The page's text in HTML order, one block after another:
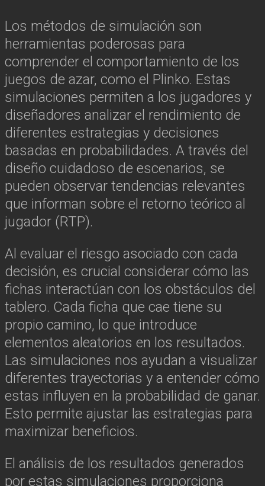
Los métodos de simulación son
herramientas poderosas para
comprender el comportamiento de los
juegos de azar, como el Plinko. Estas
simulaciones permiten a los jugadores y
diseñadores analizar el rendimiento de
diferentes estrategias y decisiones
basadas en probabilidades. A través del
diseño cuidadoso de escenarios, se
pueden observar tendencias relevantes
que informan sobre el retorno teórico al
jugador (RTP).
Al evaluar el riesgo asociado con cada
decisión, es crucial considerar cómo las
fichas interactúan con los obstáculos del
tablero. Cada ficha que cae tiene su
propio camino, lo que introduce
elementos aleatorios en los resultados.
Las simulaciones nos ayudan a visualizar
diferentes trayectorias y a entender cómo
estas influyen en la probabilidad de ganar.
Esto permite ajustar las estrategias para
maximizar beneficios.
El análisis de los resultados generados
por estas simulaciones proporciona